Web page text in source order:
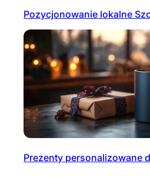
Pozycjonowanie lokalne
Prezenty personalizowane